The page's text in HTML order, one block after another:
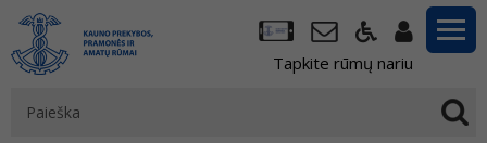
Tapkite rūmų nariu